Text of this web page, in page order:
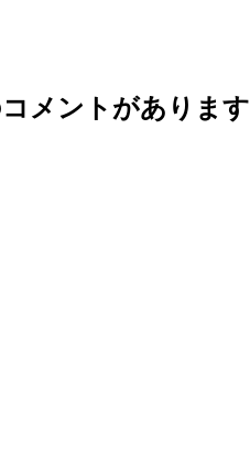
メントがあります